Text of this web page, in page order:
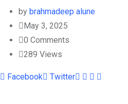
by brahmadeep alune
May 3, 2025
0 Comments
289 Views
Facebook Twitter Youtube
LinkedIn
Whatsapp